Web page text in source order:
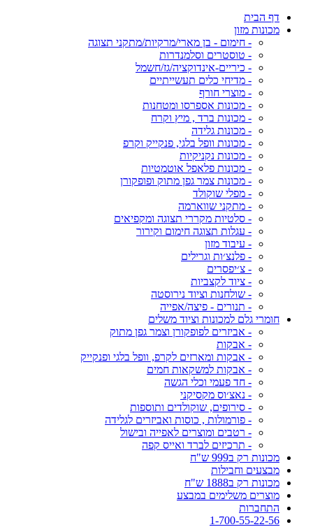
דף הבית
מכונות מזון
- חימום - בן מארי/מרקיות/מתקני תצוגה
- טוסטרים וסלמנדרות
- כיריים-אינדוקציה/גז/חשמל
- מדיחי כלים תעשייתיים
- מוצרי חורף
- מכונות אספרסו ומטחנות
- מכונות ברד , מיץ וקרח
- מכונות גלידה
- מכונות וופל בלגי, פנקייק וקרפ
- מכונות נקניקיות
- מכונות פלאפל אוטמטיות
- מכונות צמר גפן מתוק ופופקורן
- מפלי שוקולד
- מתקני שווארמה
- סלטיות מקררי תצוגה ומקפיאים
- עגלות תצוגה חימום וקירור
- עיבוד מזון
- פלנצ׳ות וגרילים
- צ׳יפסרים
- ציוד לקצביות
- שולחנות וציוד נירוסטה
- תנורים - פיצה/אפייה
חומרי גלם למכונות וציוד משלים
- אביזרים לפופקורן וצמר גפן מתוק
- אבקות
- אבקות ומארזים לקרפ, וופל בלגי ופנקייק
- אבקות למשקאות חמים
- חד פעמי וכלי הגשה
- נאצ׳וס מקסיקני
- סירופים, שוקולדים ותוספות
- פורמולות , כוסות ואביזרים לגלידה
- רטבים ומוצרים לאפייה ובישול
- תרכיזים לברד ואייס קפה
מכונות רק ב999 ש"ח
מבצעים וחבילות
מכונות רק ב1888 ש"ח
מוצרים משלימים במבצע
התחברות
1-700-55-22-56